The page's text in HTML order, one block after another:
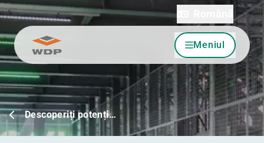
Sari la conținut Meniul
Descoperiți potenți…